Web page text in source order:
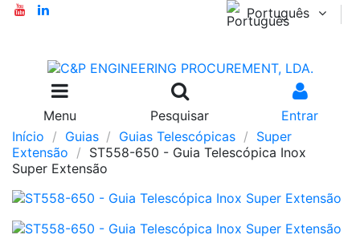
Português
Menu Pesquisar
Entrar
Início
Guias Guias Telescópicas
Super
Extensão
ST558-650 - Guia Telescópica Inox
Super Extensão